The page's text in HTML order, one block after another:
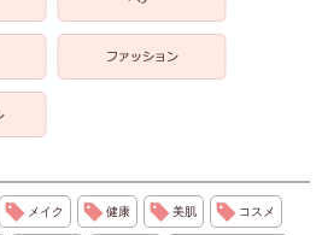
メイク 健康 美肌 コスメ